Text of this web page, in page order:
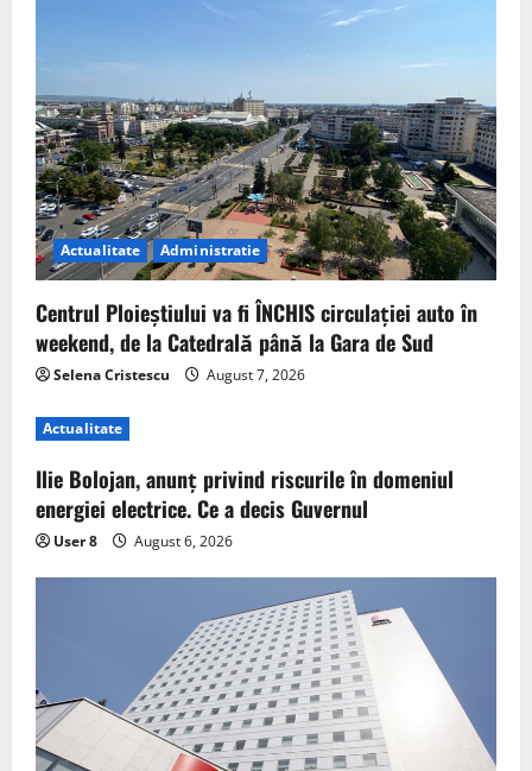
Actualitate Administratie
Centrul Ploieștiului va fi ÎNCHIS circulației auto în
weekend, de la Catedrală până la Gara de Sud
Selena Cristescu August 7, 2026
Actualitate
Ilie Bolojan, anunț privind riscurile în domeniul
energiei electrice. Ce a decis Guvernul
User 8 August 6, 2026